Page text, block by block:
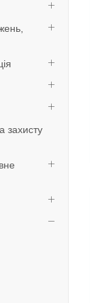
захисту